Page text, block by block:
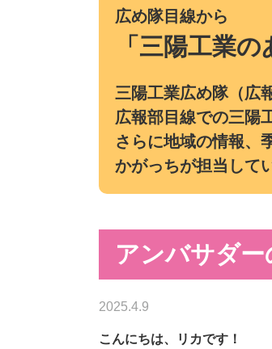
広め隊目線から
「三陽工業の
三陽工業広め隊（広
広報部目線での三陽
さらに地域の情報、
かがっちが担当して
アンバサダ
2025.4.9
こんにちは、リカです！